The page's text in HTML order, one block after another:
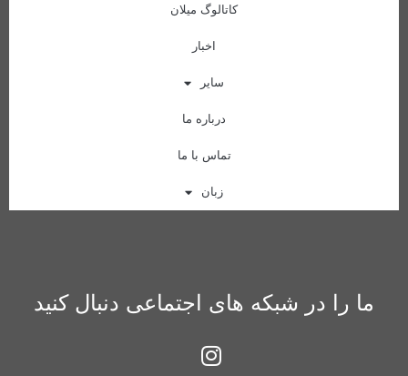
کاتالوگ میلان
اخبار
سایر
درباره ما
تماس با ما
زبان
ما را در شبکه های اجتماعی دنبال کنید